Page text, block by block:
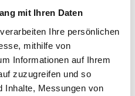
mit Ihren Daten
verarbeiten Ihre persönlichen
mithilfe von
Informationen auf Ihrem
zuzugreifen und so
Inhalte, Messungen von